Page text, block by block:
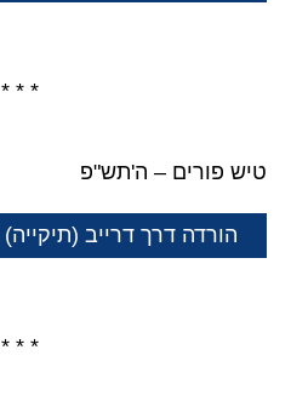
* * *
טיש פורים – ה'תש"פ
הורדה דרך דרייב (תיקייה)
* * *